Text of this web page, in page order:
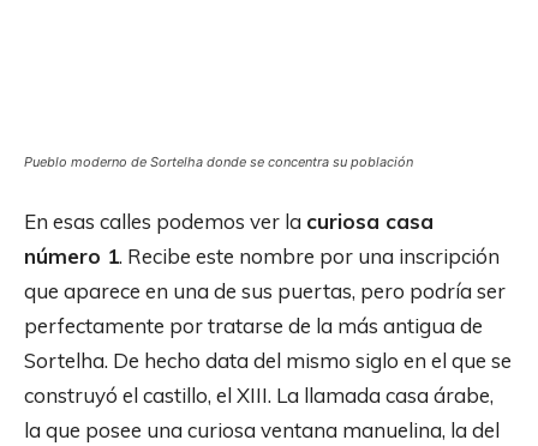
Pueblo moderno de Sortelha donde se concentra su población
En esas calles podemos ver la curiosa casa
número 1. Recibe este nombre por una inscripción
que aparece en una de sus puertas, pero podría ser
perfectamente por tratarse de la más antigua de
Sortelha. De hecho data del mismo siglo en el que se
construyó el castillo, el XIII. La llamada casa árabe,
la que posee una curiosa ventana manuelina, la del